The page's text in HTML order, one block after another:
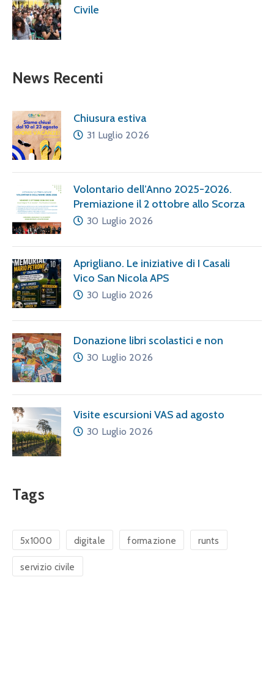
Civile
News Recenti
Chiusura estiva
31 Luglio 2026
Volontario dell’Anno 2025-2026.
Premiazione il 2 ottobre allo Scorza
30 Luglio 2026
Aprigliano. Le iniziative di I Casali
Vico San Nicola APS
30 Luglio 2026
Donazione libri scolastici e non
30 Luglio 2026
Visite escursioni VAS ad agosto
30 Luglio 2026
Tags
5x1000 digitale formazione runts
servizio civile